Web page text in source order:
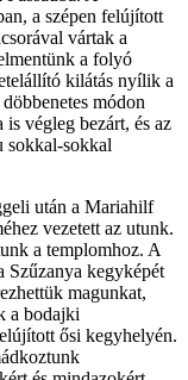
a szépen felújított
vártak a
a folyó
kilátás nyílik a
módon
végleg bezárt, és az
sokkal-sokkal
után a Mariahilf
vezetett az utunk.
a templomhoz. A
Szűzanya kegyképét
magunkat,
a bodajki
ősi kegyhelyén.